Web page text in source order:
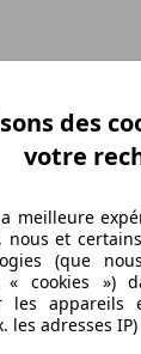
des
votre
meilleure
nous et
(que
cookies »)
les appareils
les adresses IP)